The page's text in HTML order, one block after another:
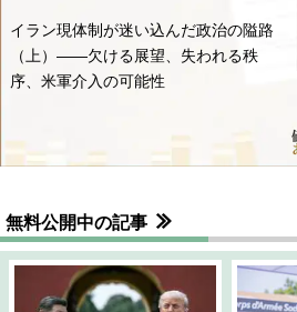
イラン現体制が迷い込んだ政治の隘路
（上）――欠ける展望、失われる秩
序、米軍介入の可能性
無料公開中の記事